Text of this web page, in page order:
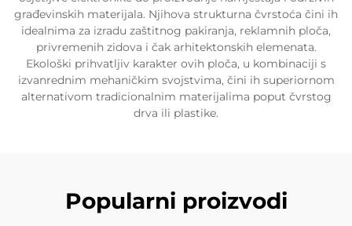
građevinskih materijala. Njihova strukturna čvrstoća čini ih
idealnima za izradu zaštitnog pakiranja, reklamnih ploča,
privremenih zidova i čak arhitektonskih elemenata.
Ekološki prihvatljiv karakter ovih ploča, u kombinaciji s
izvanrednim mehaničkim svojstvima, čini ih superiornom
alternativom tradicionalnim materijalima poput čvrstog
drva ili plastike.
Popularni proizvodi